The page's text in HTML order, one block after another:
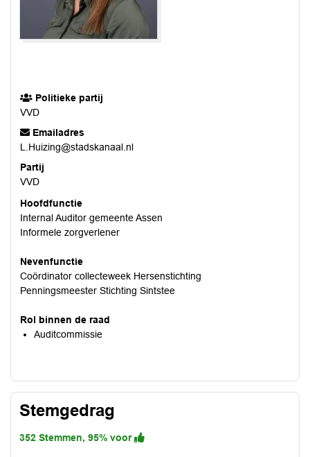
Politieke partij
VVD
Emailadres
L.Huizing@stadskanaal.nl
Partij
VVD
Hoofdfunctie
Internal Auditor gemeente Assen
Informele zorgverlener
Nevenfunctie
Coördinator collecteweek Hersenstichting
Penningsmeester Stichting Sintstee
Rol binnen de raad
Auditcommissie
Stemgedrag
352 Stemmen, 95% voor